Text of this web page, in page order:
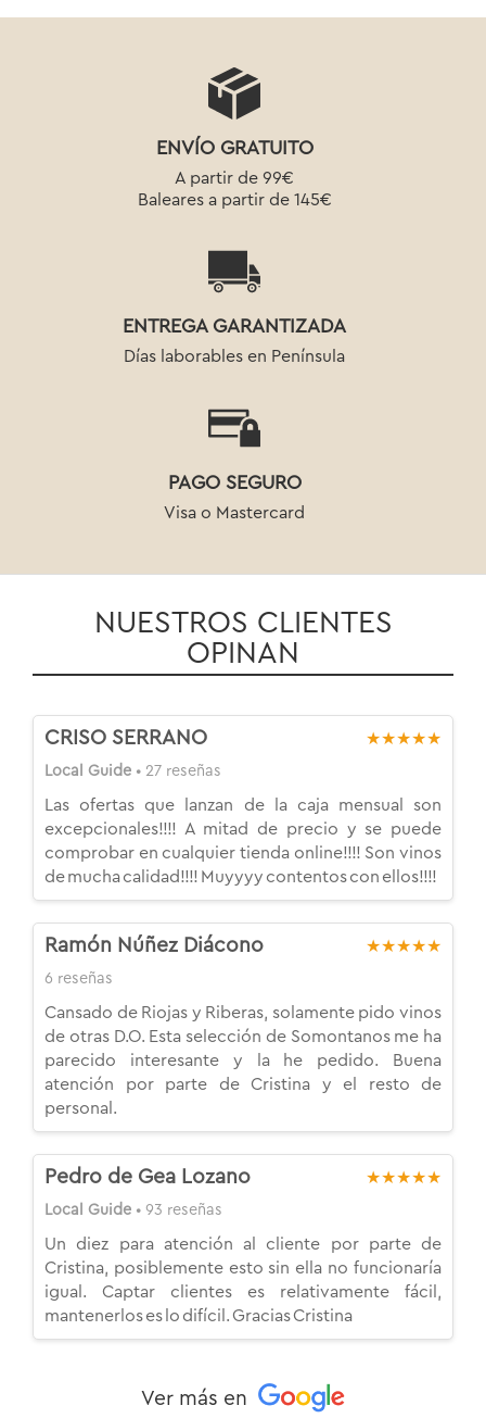
ENVÍO GRATUITO
A partir de 99€
Baleares a partir de 145€
ENTREGA GARANTIZADA
Días laborables en Península
PAGO SEGURO
Visa o Mastercard
NUESTROS CLIENTES
OPINAN
CRISO SERRANO ★★★★★
Local Guide • 27 reseñas
Las ofertas que lanzan de la caja mensual son
excepcionales!!!! A mitad de precio y se puede
comprobar en cualquier tienda online!!!! Son vinos
de mucha calidad!!!! Muyyyy contentos con ellos!!!!
Ramón Núñez Diácono ★★★★★
6 reseñas
Cansado de Riojas y Riberas, solamente pido vinos
de otras D.O. Esta selección de Somontanos me ha
parecido interesante y la he pedido. Buena
atención por parte de Cristina y el resto de
personal.
Pedro de Gea Lozano ★★★★★
Local Guide • 93 reseñas
Un diez para atención al cliente por parte de
Cristina, posiblemente esto sin ella no funcionaría
igual. Captar clientes es relativamente fácil,
mantenerlos es lo difícil. Gracias Cristina
Ver más en